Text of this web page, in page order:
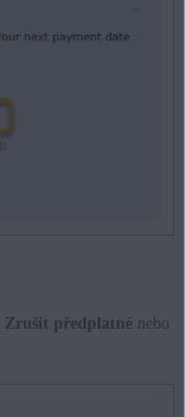
Zrušit předplatnénebo